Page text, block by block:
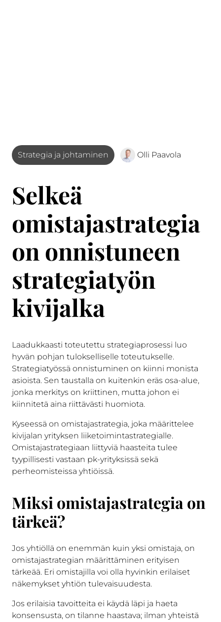
Strategia ja johtaminen Olli Paavola
Selkeä
omistajastrategia
on onnistuneen
strategiatyön
kivijalka
Laadukkaasti toteutettu strategiaprosessi luo
hyvän pohjan tulokselliselle toteutukselle.
Strategiatyössä onnistuminen on kiinni monista
asioista. Sen taustalla on kuitenkin eräs osa-alue,
jonka merkitys on kriittinen, mutta johon ei
kiinnitetä aina riittävästi huomiota.
Kyseessä on omistajastrategia, joka määrittelee
kivijalan yrityksen liiketoimintastrategialle.
Omistajastrategiaan liittyviä haasteita tulee
tyypillisesti vastaan pk-yrityksissä sekä
perheomisteissa yhtiöissä.
Miksi omistajastrategia on
tärkeä?
Jos yhtiöllä on enemmän kuin yksi omistaja, on
omistajastrategian määrittäminen erityisen
tärkeää. Eri omistajilla voi olla hyvinkin erilaiset
näkemykset yhtiön tulevaisuudesta.
Jos erilaisia tavoitteita ei käydä läpi ja haeta
konsensusta, on tilanne haastava; ilman yhteistä